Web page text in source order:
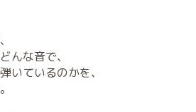
んな音で、
いているのかを、